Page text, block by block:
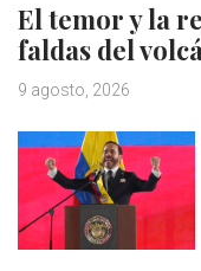
El temor y la
faldas del
9 agosto, 2026